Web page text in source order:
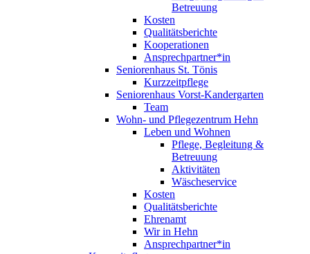
Betreuung
Kosten
Qualitätsberichte
Kooperationen
Ansprechpartner*in
Seniorenhaus St. Tönis
Kurzzeitpflege
Seniorenhaus Vorst-Kandergarten
Team
Wohn- und Pflegezentrum Hehn
Leben und Wohnen
Pflege, Begleitung &
Betreuung
Aktivitäten
Wäscheservice
Kosten
Qualitätsberichte
Ehrenamt
Wir in Hehn
Ansprechpartner*in